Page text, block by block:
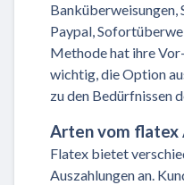
Banküberweisungen,
Paypal,
Methode hat ihre
wichtig, die Option
zu den Bedürfnissen
Arten vom flatex
Flatex bietet
Auszahlungen an.